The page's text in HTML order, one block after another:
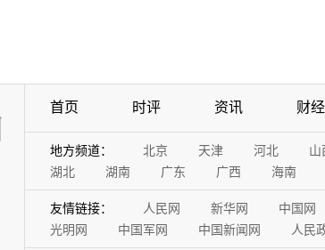
首页 时评 资讯 财经
地方频道： 北京 天津 河北 山
湖北
湖南 广东 广西 海南
友情链接： 人民网 新华网 中国网
光明网
中国军网 中国新闻网 人民